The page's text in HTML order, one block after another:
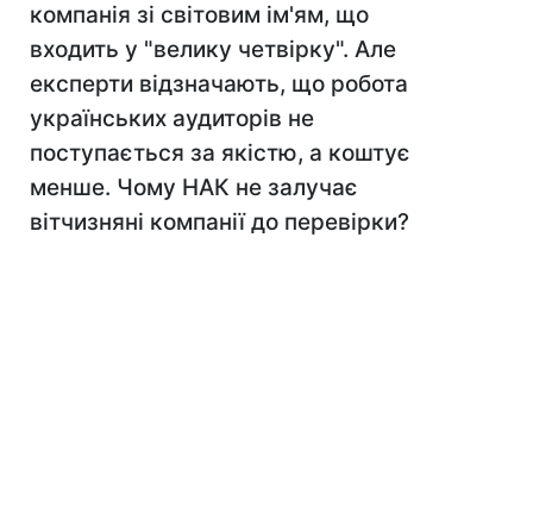
компанія зі світовим ім'ям, що
входить у "велику четвірку". Але
експерти відзначають, що робота
українських аудиторів не
поступається за якістю, а коштує
менше. Чому НАК не залучає
вітчизняні компанії до перевірки?